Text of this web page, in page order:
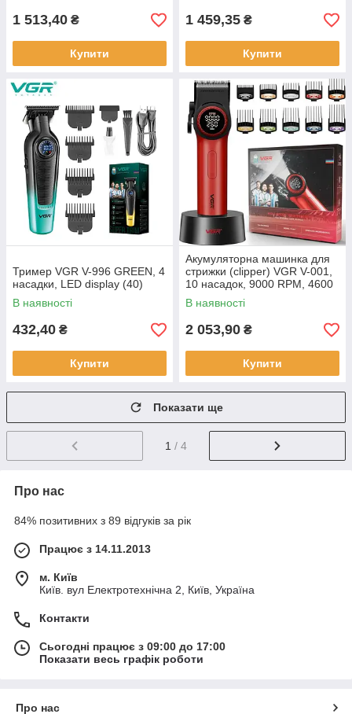
1 513,40 ₴
Купити
1 459,35 ₴
Купити
Тример VGR V-996 GREEN, 4
насадки, LED display (40)
В наявності
432,40 ₴
Купити
Акумуляторна машинка для
стрижки (clipper) VGR V-001,
10 насадок, 9000 RPM, 4600
mAh, LED light, LED
В наявності
2 053,90 ₴
Купити
Показати ще
1 / 4
Про нас
84% позитивних з 89 відгуків за рік
Працює з 14.11.2013
м. Київ
Київ. вул Електротехнічна 2, Київ, Україна
Контакти
Сьогодні працює з 09:00 до 17:00
Показати весь графік роботи
Про нас